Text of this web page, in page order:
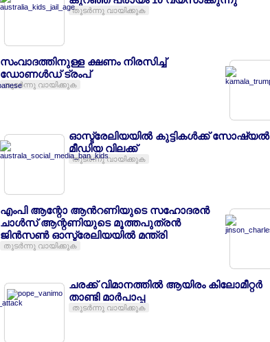
തുടര്‍ന്നു വായിക്കുക
സംവാദത്തിനുള്ള ക്ഷണം നിരസിച്ച്
ഡോണള്‍ഡ് ട്രംപ്
തുടര്‍ന്നു വായിക്കുക
ഓസ്ട്രേലിയയില്‍ കുട്ടികള്‍ക്ക് സോഷ്യല്‍
മീഡിയ വിലക്ക്
തുടര്‍ന്നു വായിക്കുക
എംപി ആന്റോ ആന്‍റണിയുടെ സഹോദരന്‍
ചാള്‍സ് ആന്റണിയുടെ മൂത്തപുത്രന്‍
ജിന്‍സണ്‍ ഓസ്ട്രേലിയയില്‍ മന്ത്രി
തുടര്‍ന്നു വായിക്കുക
ചരക്ക് വിമാനത്തില്‍ ആയിരം കിലോമീറ്റര്‍
താണ്ടി മാര്‍പാപ്പ
തുടര്‍ന്നു വായിക്കുക